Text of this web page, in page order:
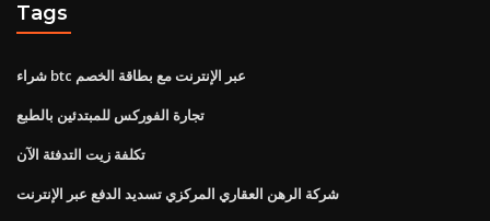
Tags
شراء btc عبر الإنترنت مع بطاقة الخصم
تجارة الفوركس للمبتدئين بالطبع
تكلفة زيت التدفئة الآن
شركة الرهن العقاري المركزي تسديد الدفع عبر الإنترنت